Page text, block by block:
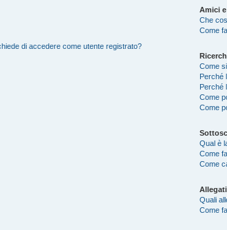
di accedere come utente registrato?
Amici
Che
Come
Come
Perché
Perché
Come
Come
Qual è
Come
Come
Allegati
Quali
Come